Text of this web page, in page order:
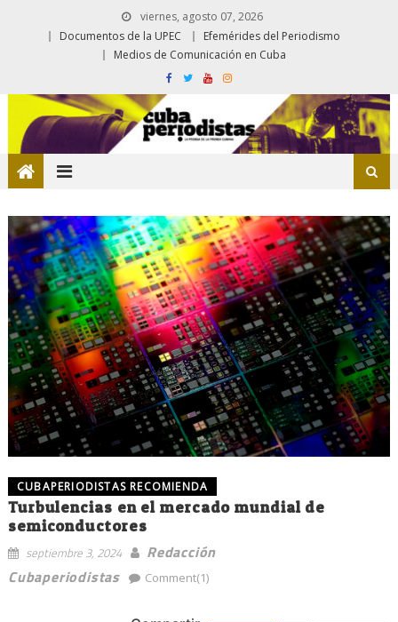
viernes, agosto 07, 2026
Documentos de la UPEC
Efemérides del Periodismo
Medios de Comunicación en Cuba
CUBAPERIODISTAS RECOMIENDA
Turbulencias en el mercado mundial de
semiconductores
septiembre 3, 2024
Redacción
Cubaperiodistas
Comment(1)